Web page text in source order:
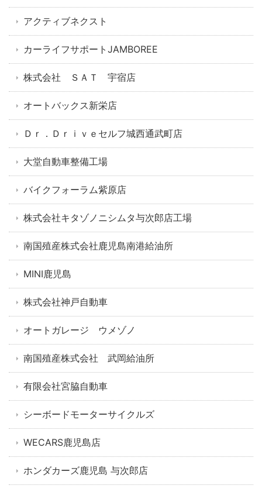
アクティブネクスト
カーライフサポートJAMBOREE
株式会社 ＳＡＴ 宇宿店
オートバックス新栄店
Ｄｒ．Ｄｒｉｖｅセルフ城西通武町店
大堂自動車整備工場
バイクフォーラム紫原店
株式会社キタゾノニシムタ与次郎店工場
南国殖産株式会社鹿児島南港給油所
MINI鹿児島
株式会社神戸自動車
オートガレージ ウメゾノ
南国殖産株式会社 武岡給油所
有限会社宮脇自動車
シーボードモーターサイクルズ
WECARS鹿児島店
ホンダカーズ鹿児島 与次郎店